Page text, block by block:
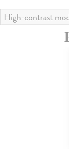
High-contrast